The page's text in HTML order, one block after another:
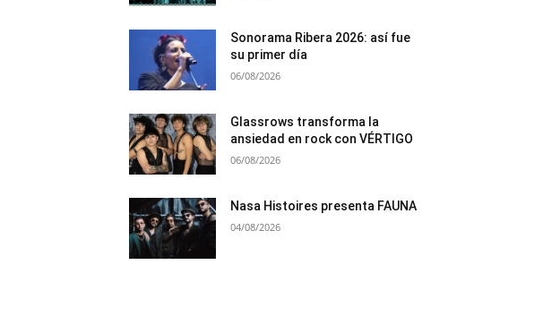
Sonorama Ribera 2026: así fue
su primer día
06/08/2026
Glassrows transforma la
ansiedad en rock con VÉRTIGO
06/08/2026
Nasa Histoires presenta FAUNA
04/08/2026